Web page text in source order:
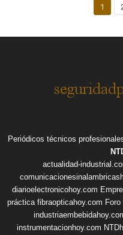
1
Periódicos técnicos
actualidad-
diarioelectronicohoy.com
práctica fibraopticahoy.com
instrumentacionhoy.com